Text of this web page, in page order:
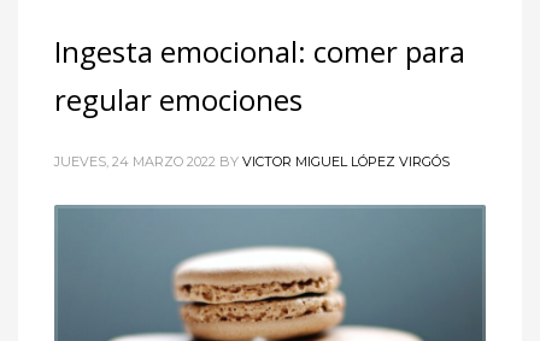
Ingesta emocional: comer para
regular emociones
JUEVES, 24 MARZO 2022 BY VICTOR MIGUEL LÓPEZ VIRGÓS